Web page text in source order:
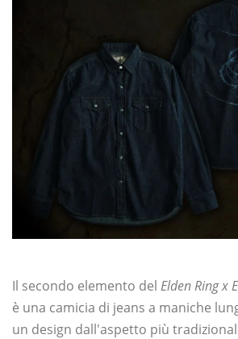
Il secondo elemento del Elden Ring x
è una camicia di jeans a maniche
un design dall'aspetto più